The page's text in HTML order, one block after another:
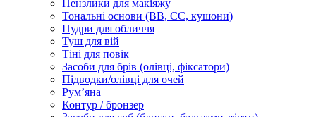
Пензлики для макіяжу
Тональні основи (BB, CC, кушони)
Пудри для обличчя
Туш для вій
Тіні для повік
Засоби для брів (олівці, фіксатори)
Підводки/олівці для очей
Румʼяна
Контур / бронзер